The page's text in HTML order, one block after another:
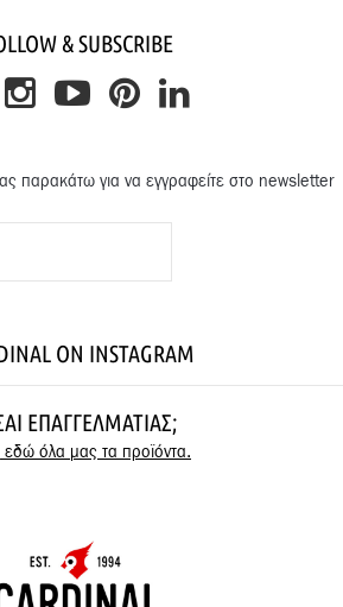
& SUBSCRIBE
παρακάτω για να εγγραφείτε στο newsletter
ON INSTAGRAM
ΕΠΑΓΓΕΛΜΑΤΊΑΣ;
εδώ όλα μας τα προϊόντα.